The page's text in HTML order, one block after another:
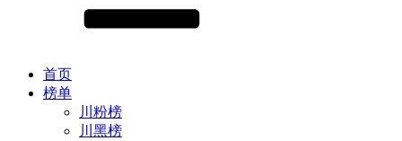
首页
榜单
川粉榜
川黑榜